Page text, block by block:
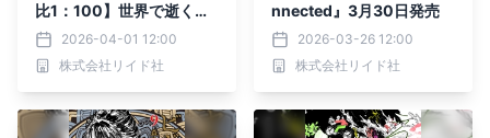
比1：100】世界で逝く勘
違い出世街道』4月3日連
載スタート
2026-04-01 12:00
株式会社リイド社
nnected』3月30日発売
2026-03-26 12:00
株式会社リイド社